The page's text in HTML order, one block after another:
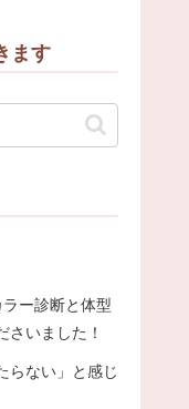
ます
ー診断と体型
さいました！
らない」と感じ